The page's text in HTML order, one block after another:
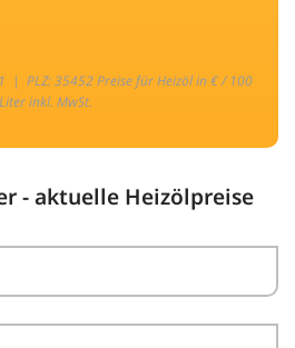
| PLZ: 35452 Preise für Heizöl in € / 100
Liter inkl. MwSt.
- aktuelle Heizölpreise